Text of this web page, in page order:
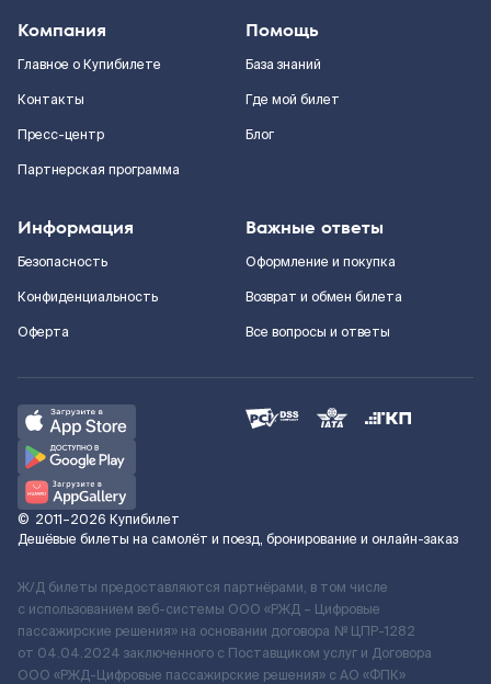
Компания
Главное о Купибилете
Контакты
Пресс-центр
Партнерская программа
Помощь
База знаний
Где мой билет
Блог
Информация
Безопасность
Конфиденциальность
Оферта
Важные ответы
Оформление и покупка
Возврат и обмен билета
Все вопросы и ответы
© 2011–2026 Купибилет
Дешёвые билеты на самолёт и поезд, бронирование и онлайн-заказ
Ж/Д билеты предоставляются партнёрами, в том числе
с использованием веб-системы ООО «РЖД – Цифровые
пассажирские решения» на основании договора № ЦПР-1282
от 04.04.2024 заключенного с Поставщиком услуг и Договора
ООО «РЖД-Цифровые пассажирские решения» c АО «ФПК»